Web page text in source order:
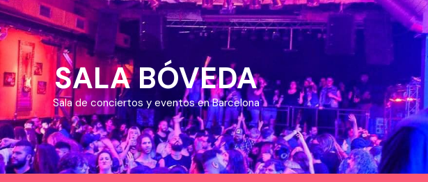
SALA BÓVEDA
Sala de conciertos y eventos en Barcelona